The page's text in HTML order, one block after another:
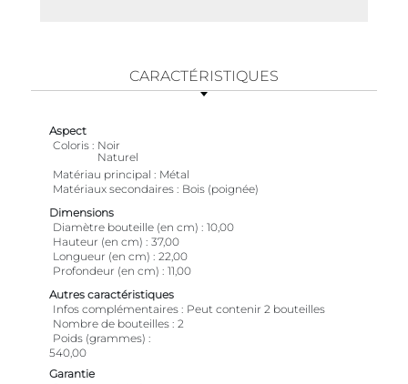
CARACTÉRISTIQUES
Aspect
Coloris
Noir
Naturel
Matériau principal
Métal
Matériaux secondaires
Bois (poignée)
Dimensions
Diamètre bouteille (en cm)
10,00
Hauteur (en cm)
37,00
Longueur (en cm)
22,00
Profondeur (en cm)
11,00
Autres caractéristiques
Infos complémentaires
Peut contenir 2 bouteilles
Nombre de bouteilles 2
Poids (grammes)
540,00
Garantie